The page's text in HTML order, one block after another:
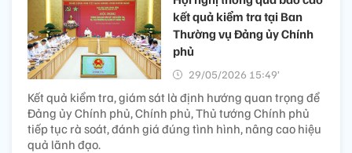
kết quả kiểm tra tại Ban
Thường vụ Đảng ủy Chính
phủ
29/05/2026 15:49’
Kết quả kiểm tra, giám sát là định hướng quan trọng để
Đảng ủy Chính phủ, Chính phủ, Thủ tướng Chính phủ
tiếp tục rà soát, đánh giá đúng tình hình, nâng cao hiệu
quả lãnh đạo.